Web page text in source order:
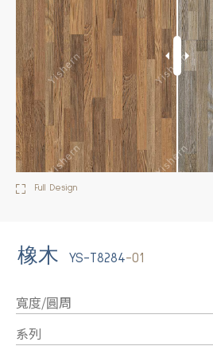
Full Design
橡木 YS-T8284-01
寬度/圓周
系列